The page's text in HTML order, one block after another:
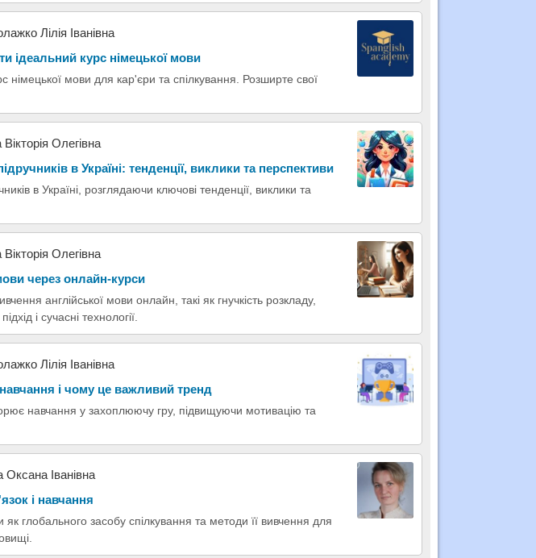
Лілія Іванівна
ідеальний курс німецької мови
німецької мови для кар'єри та спілкування. Розширте свої
Олегівна
в Україні: тенденції, виклики та перспективи
в Україні, розглядаючи ключові тенденції, виклики та
Олегівна
через онлайн-курси
англійської мови онлайн, такі як гнучкість розкладу,
і сучасні технології.
Лілія Іванівна
і чому це важливий тренд
навчання у захоплюючу гру, підвищуючи мотивацію та
Оксана Іванівна
і навчання
як глобального засобу спілкування та методи її вивчення для